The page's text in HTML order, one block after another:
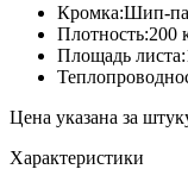
Кромка:Шип-
Плотность:200
Площадь
Цена указана за
Характеристики